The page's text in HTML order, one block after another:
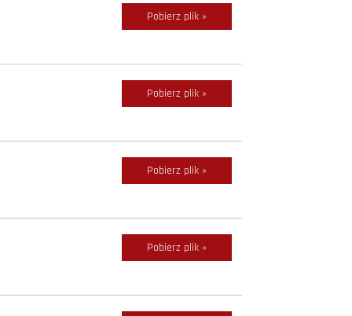
Pobierz plik »
Pobierz plik »
Pobierz plik »
Pobierz plik »